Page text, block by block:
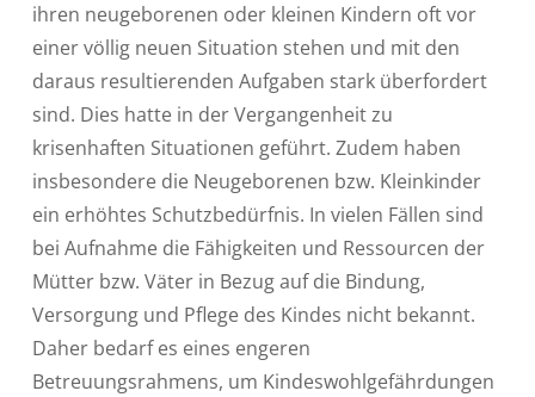
ihren neugeborenen oder kleinen Kindern oft vor
einer völlig neuen Situation stehen und mit den
daraus resultierenden Aufgaben stark überfordert
sind. Dies hatte in der Vergangenheit zu
krisenhaften Situationen geführt. Zudem haben
insbesondere die Neugeborenen bzw. Kleinkinder
ein erhöhtes Schutzbedürfnis. In vielen Fällen sind
bei Aufnahme die Fähigkeiten und Ressourcen der
Mütter bzw. Väter in Bezug auf die Bindung,
Versorgung und Pflege des Kindes nicht bekannt.
Daher bedarf es eines engeren
Betreuungsrahmens, um Kindeswohlgefährdungen